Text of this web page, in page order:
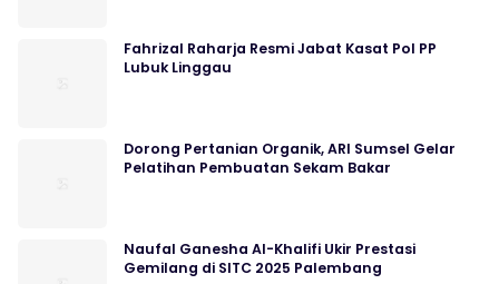
Fahrizal Raharja Resmi Jabat Kasat Pol PP
Lubuk Linggau
Dorong Pertanian Organik, ARI Sumsel Gelar
Pelatihan Pembuatan Sekam Bakar
Naufal Ganesha Al-Khalifi Ukir Prestasi
Gemilang di SITC 2025 Palembang